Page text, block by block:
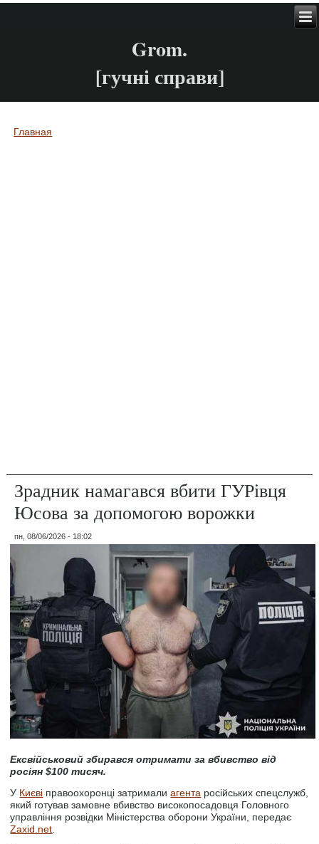
Grom.
[гучні справи]
Вы здесь
Главная
Зрадник намагався вбити ГУРівця
Юсова за допомогою ворожки
пн, 08/06/2026 - 18:02
Ексвійськовий збирався отримати за вбивство від
росіян $100 тисяч.
У Києві правоохоронці затрималиагента російських спецслужб,
який готував замовне вбивство високопосадовця Головного
управління розвідки Міністерства оборони України, передає
Zaxid.net.